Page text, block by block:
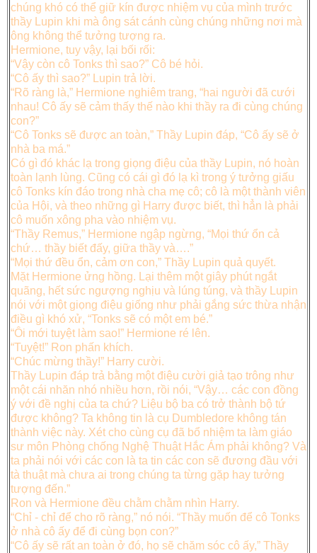
chúng khó có thể giữ kín được nhiệm vụ của mình trước
thầy Lupin khi mà ông sát cánh cùng chúng những nơi mà
ông không thể tưởng tượng ra.
Hermione, tuy vậy, lại bối rối:
“Vậy còn cô Tonks thì sao?” Cô bé hỏi.
“Cô ấy thì sao?” Lupin trả lời.
“Rõ ràng là,” Hermione nghiêm trang, “hai người đã cưới
nhau! Cô ấy sẽ cảm thấy thế nào khi thầy ra đi cùng chúng
con?”
“Cô Tonks sẽ được an toàn,” Thầy Lupin đáp, “Cô ấy sẽ ở
nhà ba má.”
Có gì đó khác lạ trong giọng điệu của thầy Lupin, nó hoàn
toàn lạnh lùng. Cũng có cái gì đó lạ kì trong ý tưởng giấu
cô Tonks kín đáo trong nhà cha mẹ cô; cô là một thành viên
của Hội, và theo những gì Harry được biết, thì hẳn là phải
cô muốn xông pha vào nhiệm vụ.
“Thầy Remus,” Hermione ngập ngừng, “Mọi thứ ổn cả
chứ… thầy biết đấy, giữa thầy và….”
“Mọi thứ đều ổn, cảm ơn con,” Thầy Lupin quả quyết.
Mặt Hermione ửng hồng. Lại thêm một giây phút ngắt
quãng, hết sức ngượng nghịu và lúng túng, và thầy Lupin
nói với một giọng điệu giống như phải gắng sức thừa nhận
điều gì khó xử, “Tonks sẽ có một em bé.”
“Ôi mới tuyệt làm sao!” Hermione ré lên.
“Tuyệt!” Ron phấn khích.
“Chúc mừng thầy!” Harry cười.
Thầy Lupin đáp trả bằng một điệu cười giả tạo trông như
một cái nhăn nhó nhiều hơn, rồi nói, “Vậy… các con đồng
ý với đề nghị của ta chứ? Liệu bộ ba có trở thành bộ tứ
được không? Ta không tin là cụ Dumbledore không tán
thành việc này. Xét cho cùng cụ đã bổ nhiệm ta làm giáo
sư môn Phòng chống Nghệ Thuật Hắc Ám phải không? Và
ta phải nói với các con là ta tin các con sẽ đương đầu với
tà thuật mà chưa ai trong chúng ta từng gặp hay tưởng
tượng đến.”
Ron và Hermione đều chằm chằm nhìn Harry.
“Chỉ - chỉ để cho rõ ràng,” nó nói. “Thầy muốn để cô Tonks
ở nhà cô ấy để đi cùng bọn con?”
“Cô ấy sẽ rất an toàn ở đó, họ sẽ chăm sóc cô ấy,” Thầy